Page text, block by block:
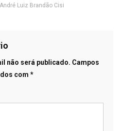
André Luiz Brandão Cisi
não será publicado. Campos
com *